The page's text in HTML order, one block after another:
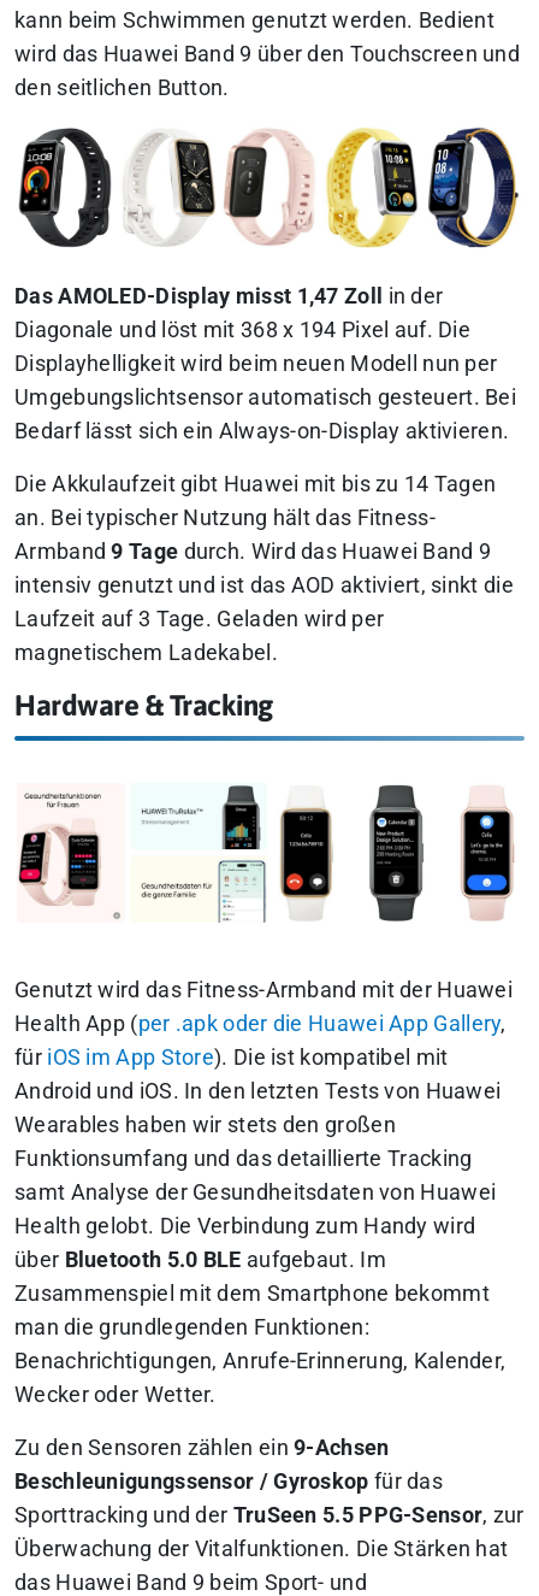
kann beim Schwimmen genutzt werden. Bedient
wird das Huawei Band 9 über den Touchscreen und
den seitlichen Button.
Das AMOLED-Display misst 1,47 Zoll
in der
Diagonale und löst mit 368 x 194 Pixel auf. Die
Displayhelligkeit wird beim neuen Modell nun per
Umgebungslichtsensor automatisch gesteuert. Bei
Bedarf lässt sich ein Always-on-Display aktivieren.
Die Akkulaufzeit gibt Huawei mit bis zu 14 Tagen
an. Bei typischer Nutzung hält das Fitness-
Armband9 Tage durch. Wird das Huawei Band 9
intensiv genutzt und ist das AOD aktiviert, sinkt die
Laufzeit auf 3 Tage. Geladen wird per
magnetischem Ladekabel.
Hardware & Tracking
Genutzt wird das Fitness-Armband mit der Huawei
Health App (per .apk oder die Huawei App Gallery,
für iOS im App Store). Die ist kompatibel mit
Android und iOS. In den letzten Tests von Huawei
Wearables haben wir stets den großen
Funktionsumfang und das detaillierte Tracking
samt Analyse der Gesundheitsdaten von Huawei
Health gelobt. Die Verbindung zum Handy wird
über Bluetooth 5.0 BLE aufgebaut. Im
Zusammenspiel mit dem Smartphone bekommt
man die grundlegenden Funktionen:
Benachrichtigungen, Anrufe-Erinnerung, Kalender,
Wecker oder Wetter.
Zu den Sensoren zählen ein9-Achsen
Beschleunigungssensor / Gyroskop für das
Sporttracking und der TruSeen 5.5 PPG-Sensor, zur
Überwachung der Vitalfunktionen. Die Stärken hat
das Huawei Band 9 beim Sport- und